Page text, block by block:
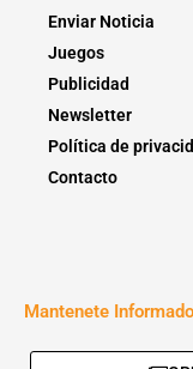
Enviar Noticia
Juegos
Publicidad
Newsletter
Política de
Contacto
Mantenete Informado